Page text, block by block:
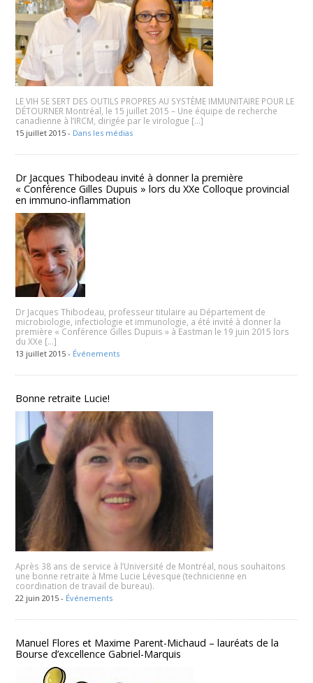
LE VIH SE SERT DES OUTILS PROPRES AU SYSTÈME IMMUNITAIRE POUR LE
DÉTOURNER Montréal, le 15 juillet 2015 – Une équipe de recherche
canadienne à l’IRCM, dirigée par le virologue […]
15 juillet 2015 - Dans les médias
Dr Jacques Thibodeau invité à donner la première
« Conférence Gilles Dupuis » lors du XXe Colloque provincial
en immuno-inflammation
Dr Jacques Thibodeau, professeur titulaire au Département de
microbiologie, infectiologie et immunologie, a été invité à donner la
première « Conférence Gilles Dupuis » à Eastman le 19 juin 2015 lors
du XXe […]
13 juillet 2015 - Événements
Bonne retraite Lucie!
Après 38 ans de service à l’Université de Montréal, nous souhaitons
une bonne retraite à Mme Lucie Lévesque (technicienne en
coordination de travail de bureau).
22 juin 2015 - Événements
Manuel Flores et Maxime Parent-Michaud – lauréats de la
Bourse d’excellence Gabriel-Marquis